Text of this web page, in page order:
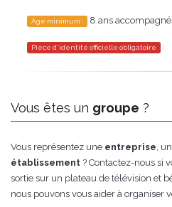
Age minimum : 8 ans
Pièce d'identité officielle obligatoire
Vous êtes un groupe ?
Vous représentez une entreprise,
établissement ? Contactez-nous si
sortie sur un plateau de télévision et
nous pouvons vous aider à organiser